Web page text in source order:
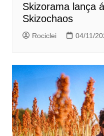
Skizorama lança
Skizochaos
Rociclei 04/11/